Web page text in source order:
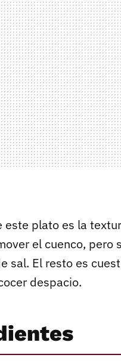
este plato es la
el cuenco, pero
sal. El resto es
despacio.